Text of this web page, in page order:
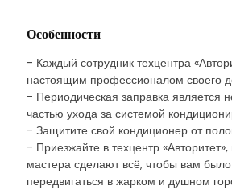
Особенности
- Каждый сотрудник техцентра
настоящим профессионалом своего
- Периодическая заправка является
частью ухода за системой
- Защитите свой кондиционер от
- Приезжайте в техцентр
мастера сделают всё, чтобы вам
передвигаться в жарком и душном